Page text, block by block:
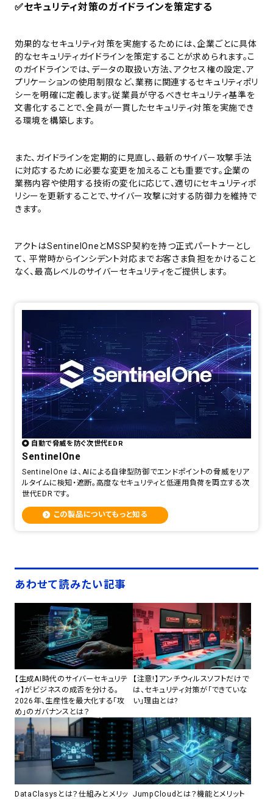
✅セキュリティ対策のガイドラインを策定する
効果的なセキュリティ対策を実施するためには、企業ごとに具体
的なセキュリティガイドラインを策定することが求められます。こ
のガイドラインでは、データの取扱い方法、アクセス権の設定、ア
プリケーションの使用制限など、業務に関連するセキュリティポリ
シーを明確に定義します。従業員が守るべきセキュリティ基準を
文書化することで、全員が一貫したセキュリティ対策を実施でき
る環境を構築します。
また、ガイドラインを定期的に見直し、最新のサイバー攻撃手法
に対応するために必要な変更を加えることも重要です。企業の
業務内容や使用する技術の変化に応じて、適切にセキュリティポ
リシーを更新することで、サイバー攻撃に対する防御力を維持で
きます。
アクトはSentinelOneとMSSP契約を持つ正式パートナーとし
て、 平常時からインシデント対応までお客さま負担をかけること
なく、最高レベルのサイバーセキュリティをご提供します。
自動で脅威を防ぐ次世代EDR
SentinelOne
SentinelOne は、AIによる自律型防御でエンドポイントの脅威をリア
ルタイムに検知・遮断。高度なセキュリティと低運用負荷を両立する次
世代EDRです。
この製品についてもっと知る
あわせて読みたい記事
【生成AI時代のサイバーセキュリテ
ィ】がビジネスの成否を分ける。
2026年、生産性を最大化する「攻
め」のガバナンスとは？
【注意!】アンチウィルスソフトだけで
は、セキュリティ対策が「できていな
い」理由とは?
DataClasysとは？仕組みとメリッ JumpCloudとは？機能とメリット